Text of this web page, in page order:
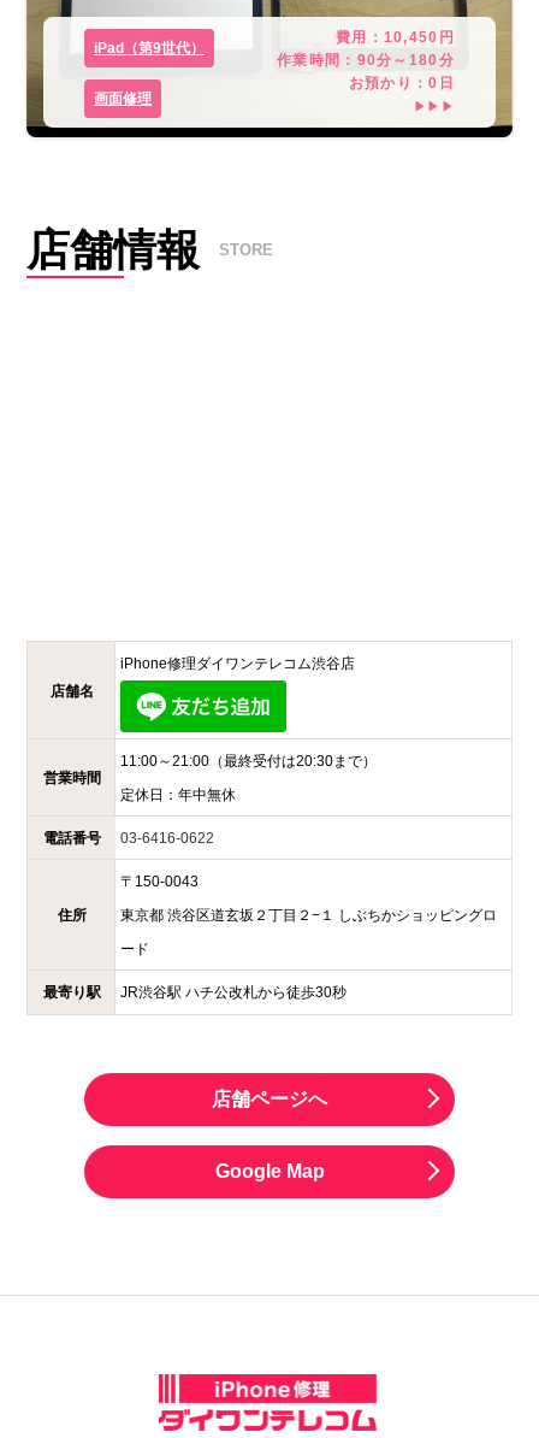
iPad（第9世代）
画面修理
費用： 10,450 円
作業時間： 90分～180分
お預かり：0 日
▶▶▶
店舗情報 STORE
店舗名
iPhone修理ダイワンテレコム渋谷店
営業時間
11:00～21:00（最終受付は20:30まで）
定休日： 年中無休
電話番号 03-6416-0622
住所
〒 150-0043
東京都 渋谷区道玄坂２丁目２−１ しぶちかショッピングロ
ード
最寄り駅 JR渋谷駅 ハチ公改札から徒歩30秒
店舗ページへ
Google Map